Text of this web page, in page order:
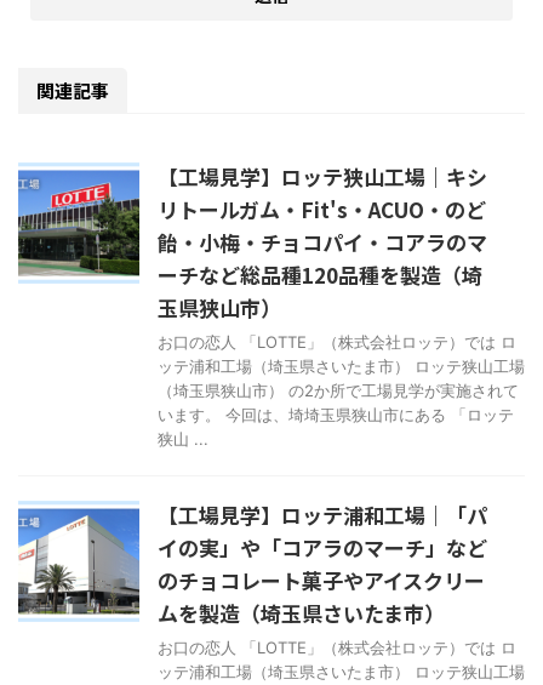
関連記事
【工場見学】ロッテ狭山工場｜キシ
リトールガム・Fit's・ACUO・のど
飴・小梅・チョコパイ・コアラのマ
ーチなど総品種120品種を製造（埼
玉県狭山市）
お口の恋人 「LOTTE」（株式会社ロッテ）では ロ
ッテ浦和工場（埼玉県さいたま市） ロッテ狭山工場
（埼玉県狭山市） の2か所で工場見学が実施されて
います。 今回は、埼埼玉県狭山市にある 「ロッテ
狭山 ...
【工場見学】ロッテ浦和工場｜「パ
イの実」や「コアラのマーチ」など
のチョコレート菓子やアイスクリー
ムを製造（埼玉県さいたま市）
お口の恋人 「LOTTE」（株式会社ロッテ）では ロ
ッテ浦和工場（埼玉県さいたま市） ロッテ狭山工場